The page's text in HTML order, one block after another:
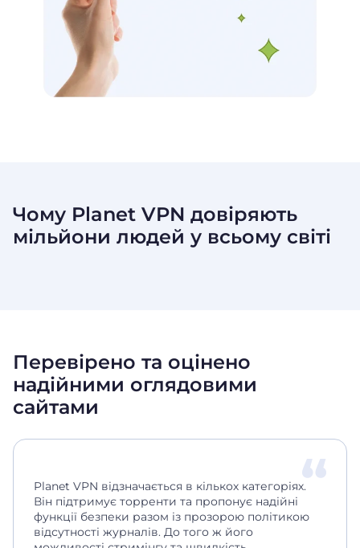
Чому Planet VPN довіряють
мільйони людей у всьому світі
Перевірено та оцінено
надійними оглядовими
сайтами
Planet VPN відзначається в кількох категоріях.
Він підтримує торренти та пропонує надійні
функції безпеки разом із прозорою політикою
відсутності журналів. До того ж його